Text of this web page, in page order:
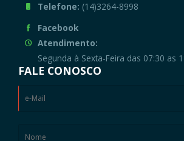
Telefone: (14)3264-8998
Facebook
Atendimento:
Segunda à Sexta-Feira das 07:30 as
FALE CONOSCO